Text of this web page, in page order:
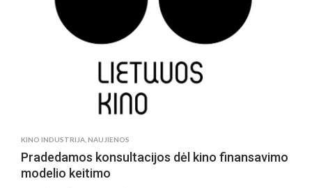
DU
ŠVEICARIJOJE
–
REŽISIERIAUS
DOKUMENTINIO
TARPTAUTINĖ
KINO INDUSTRIJA NAUJIENOS
Pradedamos konsultacijos dėl kino finansavimo
modelio keitimo